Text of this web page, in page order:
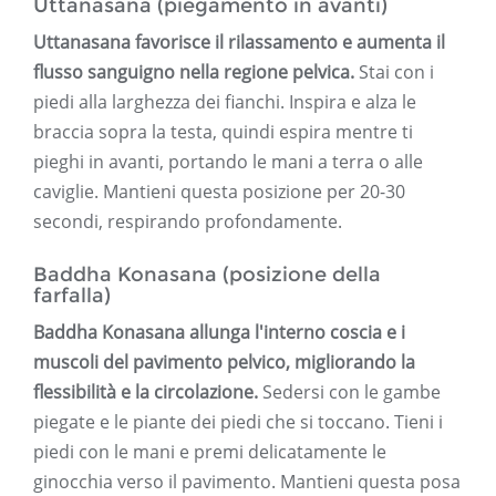
Uttanasana (piegamento in avanti)
Uttanasana favorisce il rilassamento e aumenta il
flusso sanguigno nella regione pelvica. Stai con i
piedi alla larghezza dei fianchi. Inspira e alza le
braccia sopra la testa, quindi espira mentre ti
pieghi in avanti, portando le mani a terra o alle
caviglie. Mantieni questa posizione per 20-30
secondi, respirando profondamente.
Baddha Konasana (posizione della
farfalla)
Baddha Konasana allunga l'interno coscia e i
muscoli del pavimento pelvico, migliorando la
flessibilità e la circolazione. Sedersi con le gambe
piegate e le piante dei piedi che si toccano. Tieni i
piedi con le mani e premi delicatamente le
ginocchia verso il pavimento. Mantieni questa posa